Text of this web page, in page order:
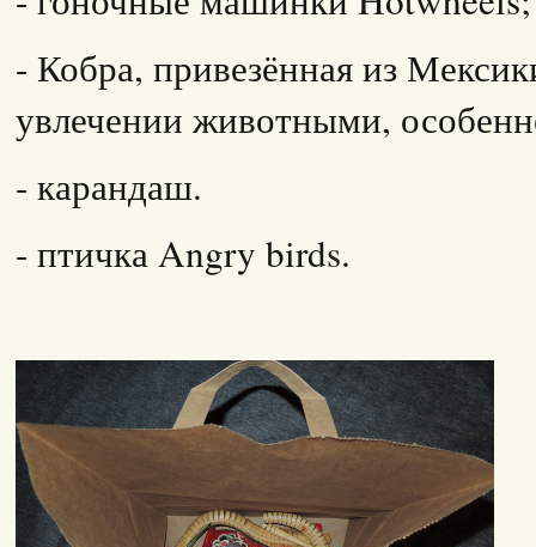
- Кобра, привезённая из
увлечении животными,
- карандаш.
- птичка Angry birds.